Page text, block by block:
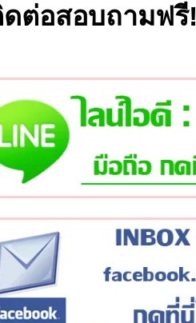
ต่อสอบถามฟรี!